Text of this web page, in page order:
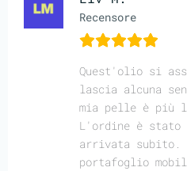
Recensore
Quest'olio si
lascia alcuna
mia pelle è più
L'ordine è stato
arrivata subito.
portafoglio